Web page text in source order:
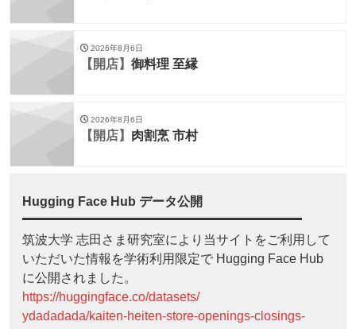
2026年8月6日
【開店】 御料理 至縁
2026年8月6日
【開店】 肉割烹 市村
Hugging Face Hub データ公開
筑波大学 志田さま研究室により当サイトをご利用して
いただいた情報を学術利用限定で Hugging Face Hub
に公開されました。
https://huggingface.co/datasets/
ydadadada/kaiten-heiten-store-openings-closings-